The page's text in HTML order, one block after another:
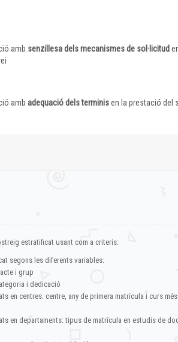
amb senzillesa dels mecanismes de sol·licitud
amb adequació dels terminisen la prestació del
estratificat usant com a criteris:
segons les diferents variables:
i grup
i dedicació
en centres: centre, any de primera matrícula i curs
en departaments: tipus de matrícula en estudis de